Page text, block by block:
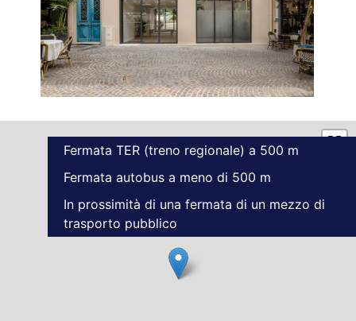
Fermata TER (treno regionale) a 500 m
Fermata autobus a meno di 500 m
In prossimità di una fermata di un mezzo di
trasporto pubblico